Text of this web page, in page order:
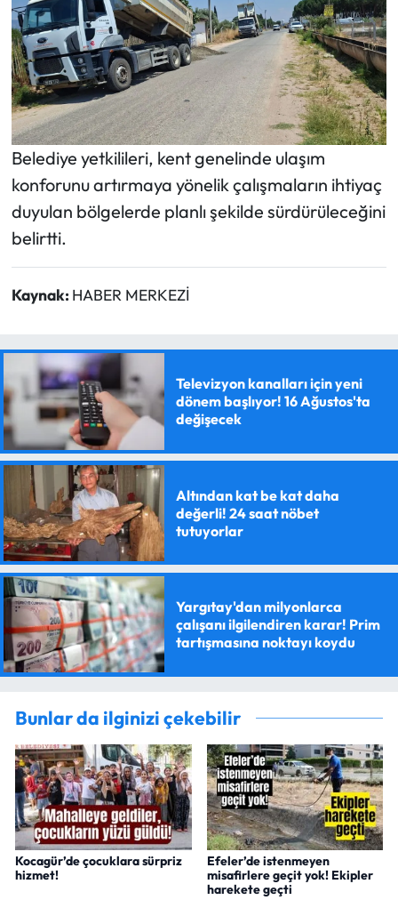
Belediye yetkilileri, kent genelinde ulaşım
konforunu artırmaya yönelik çalışmaların ihtiyaç
duyulan bölgelerde planlı şekilde sürdürüleceğini
belirtti.
Kaynak: HABER MERKEZİ
Televizyon kanalları için yeni
dönem başlıyor! 16 Ağustos'ta
değişecek
Altından kat be kat daha
değerli! 24 saat nöbet
tutuyorlar
Yargıtay'dan milyonlarca
çalışanı ilgilendiren karar! Prim
tartışmasına noktayı koydu
Bunlar da ilginizi çekebilir
Kocagür’de çocuklara sürpriz
hizmet!
Efeler’de istenmeyen
misafirlere geçit yok! Ekipler
harekete geçti